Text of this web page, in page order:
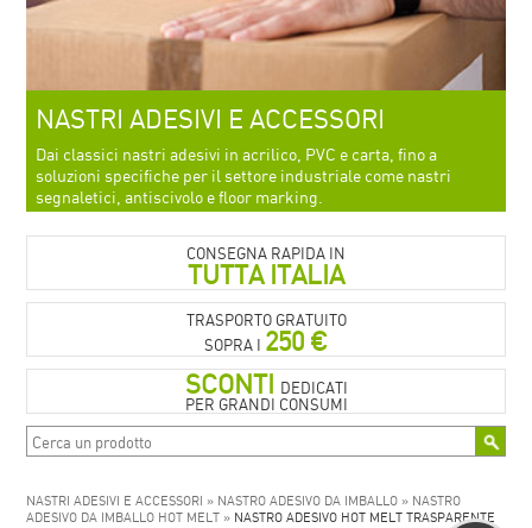
NASTRI ADESIVI E ACCESSORI
Dai classici nastri adesivi in acrilico, PVC e carta, fino a
soluzioni specifiche per il settore industriale come nastri
segnaletici, antiscivolo e floor marking.
CONSEGNA RAPIDA IN
TUTTA ITALIA
TRASPORTO GRATUITO
SOPRA I 250 €
SCONTI DEDICATI
PER GRANDI CONSUMI
NASTRI ADESIVI E ACCESSORI » NASTRO ADESIVO DA IMBALLO » NASTRO
ADESIVO DA IMBALLO HOT MELT » NASTRO ADESIVO HOT MELT TRASPARENTE